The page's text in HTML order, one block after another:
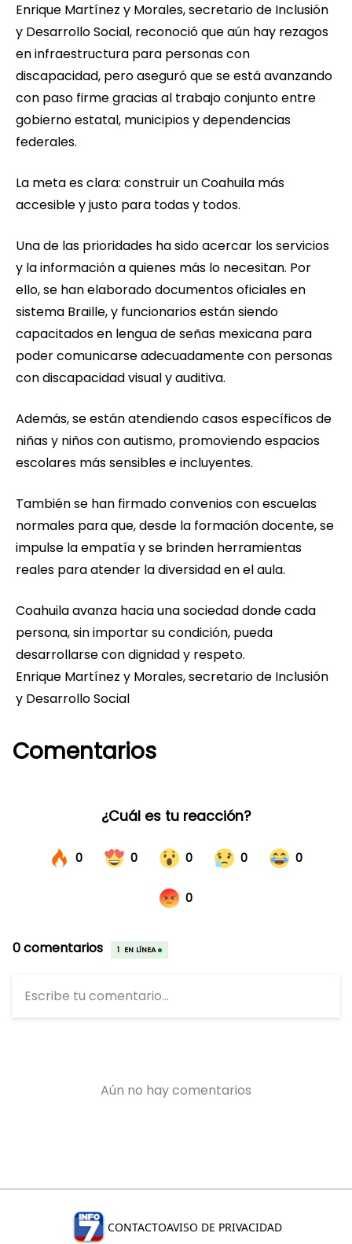
Enrique Martínez y Morales, secretario de Inclusión
y Desarrollo Social, reconoció que aún hay rezagos
en infraestructura para personas con
discapacidad, pero aseguró que se está avanzando
con paso firme gracias al trabajo conjunto entre
gobierno estatal, municipios y dependencias
federales.
La meta es clara: construir un Coahuila más
accesible y justo para todas y todos.
Una de las prioridades ha sido acercar los servicios
y la información a quienes más lo necesitan. Por
ello, se han elaborado documentos oficiales en
sistema Braille, y funcionarios están siendo
capacitados en lengua de señas mexicana para
poder comunicarse adecuadamente con personas
con discapacidad visual y auditiva.
Además, se están atendiendo casos específicos de
niñas y niños con autismo, promoviendo espacios
escolares más sensibles e incluyentes.
También se han firmado convenios con escuelas
normales para que, desde la formación docente, se
impulse la empatía y se brinden herramientas
reales para atender la diversidad en el aula.
Coahuila avanza hacia una sociedad donde cada
persona, sin importar su condición, pueda
desarrollarse con dignidad y respeto.
Enrique Martínez y Morales, secretario de Inclusión
y Desarrollo Social
Comentarios
CONTACTOAVISO DE PRIVACIDAD